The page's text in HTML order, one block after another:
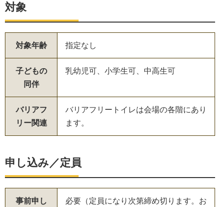
対象
対象年齢 指定なし
子どもの
同伴
乳幼児可、小学生可、中高生可
バリアフ
リー関連
バリアフリートイレは会場の各階にあり
ます。
申し込み／定員
事前申し
必要（定員になり次第締め切ります。お